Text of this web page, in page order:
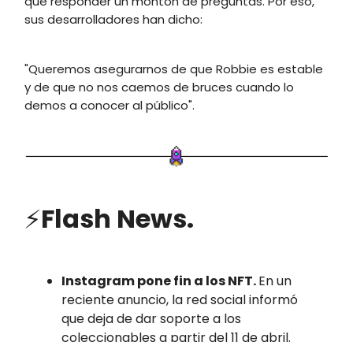
sus desarrolladores han dicho:
"Queremos asegurarnos de que Robbie es estable
y de que no nos caemos de bruces cuando lo
demos a conocer al público".
⚡Flash News.
Instagram pone fin a los NFT.En un
reciente anuncio, la red social informó
que deja de dar soporte a los
coleccionables a partir del 11 de abril.